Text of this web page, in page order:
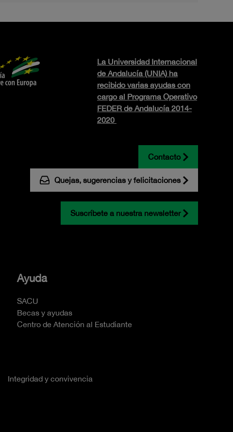
La Universidad Internacional
de Andalucía (UNIA) ha
recibido varias ayudas con
cargo al Programa Operativo
FEDER de Andalucía 2014-
2020
Contacto
Quejas, sugerencias y felicitaciones
Suscríbete a nuestra newsletter
Ayuda
SACU
Becas y ayudas
Centro de Atención al Estudiante
Integridad y convivencia